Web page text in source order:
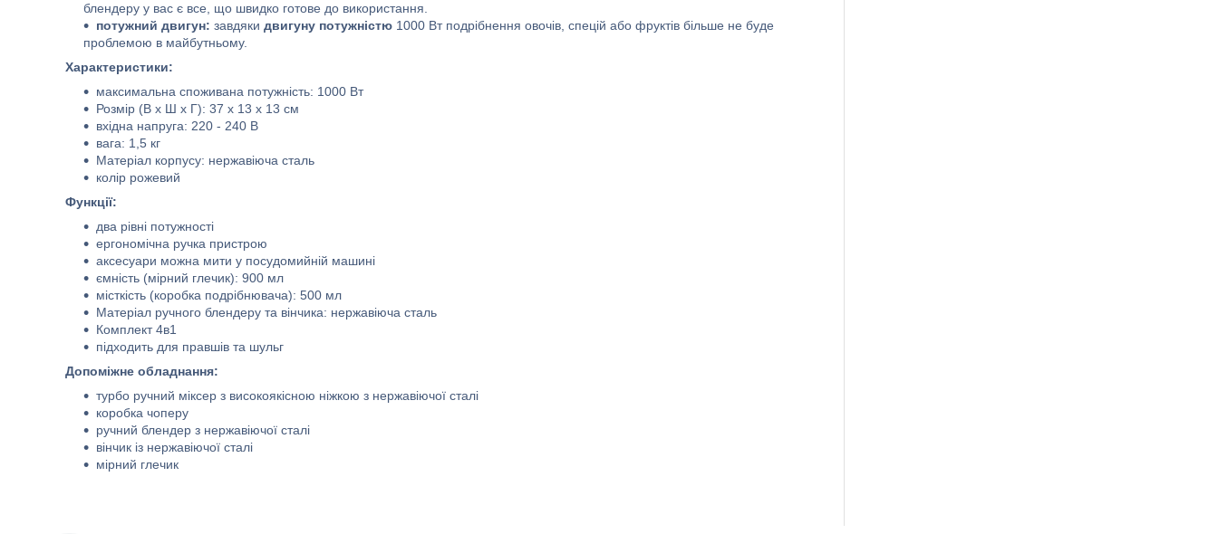
блендеру у вас є все, що швидко готове до використання.
потужний двигун: завдяки двигуну потужністю 1000 Вт подрібнення овочів, спецій або фруктів більше не буде
проблемою в майбутньому.
Характеристики:
максимальна споживана потужність: 1000 Вт
Розмір (В x Ш x Г): 37 х 13 х 13 см
вхідна напруга: 220 - 240 В
вага: 1,5 кг
Матеріал корпусу: нержавіюча сталь
колір рожевий
Функції:
два рівні потужності
ергономічна ручка пристрою
аксесуари можна мити у посудомийній машині
ємність (мірний глечик): 900 мл
місткість (коробка подрібнювача): 500 мл
Матеріал ручного блендеру та вінчика: нержавіюча сталь
Комплект 4в1
підходить для правшів та шульг
Допоміжне обладнання:
турбо ручний міксер з високоякісною ніжкою з нержавіючої сталі
коробка чоперу
ручний блендер з нержавіючої сталі
вінчик із нержавіючої сталі
мірний глечик